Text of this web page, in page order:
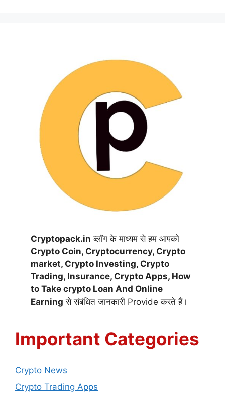
Cryptopack.in ब्लॉग के माध्यम से हम आपको
Crypto Coin, Cryptocurrency, Crypto
market, Crypto Investing, Crypto
Trading, Insurance, Crypto Apps, How
to Take crypto Loan And Online
Earning से संबंधित जानकारी Provide करते हैं।
Important Categories
Crypto News
Crypto Trading Apps